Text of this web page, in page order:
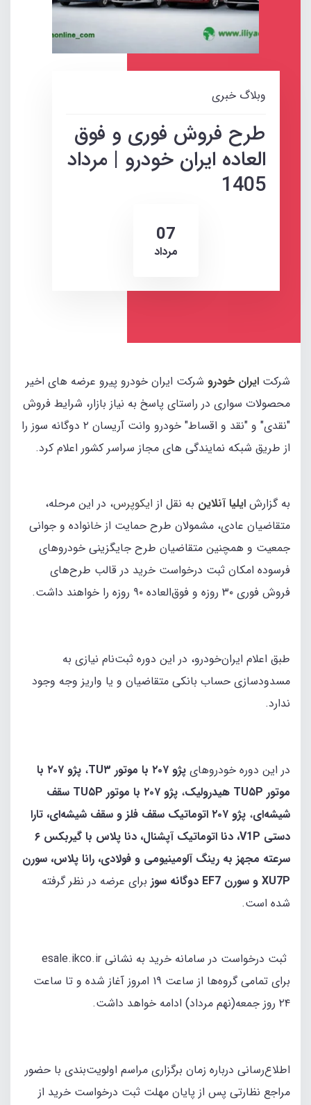
وبلاگ خبری
طرح فروش فوری و فوق
العاده ایران خودرو | مرداد
1405
07
مرداد
شرکت ایران خودرو شرکت ایران خودرو پیرو عرضه های اخیر
محصولات سواری در راستای پاسخ به نیاز بازار، شرایط فروش
"نقدی" و "نقد و اقساط" خودرو وانت آریسان ۲ دوگانه سوز را
از طریق شبکه نمایندگی های مجاز سراسر کشور اعلام کرد.
به گزارش ایلیا آنلاین به نقل از ایکوپرس، در این مرحله،
متقاضیان عادی، مشمولان طرح حمایت از خانواده و جوانی
جمعیت و همچنین متقاضیان طرح جایگزینی خودروهای
فرسوده امکان ثبت درخواست خرید در قالب طرح‌های
فروش فوری ۳۰ روزه و فوق‌العاده ۹۰ روزه را خواهند داشت.
طبق اعلام ایران‌خودرو، در این دوره ثبت‌نام نیازی به
مسدودسازی حساب بانکی متقاضیان و یا واریز وجه وجود
ندارد.
در این دوره خودروهای پژو ۲۰۷ با موتور TU۳ ،
پژو ۲۰۷ با
موتور TU۵P هیدرولیک
،
پژو ۲۰۷ با موتور TU۵P سقف
شیشه‌ای،
پژو ۲۰۷ اتوماتیک سقف فلز و سقف شیشه‌ای، تارا
دستی V1P، دنا اتوماتیک آپشنال، دنا پلاس با گیربکس ۶
سرعته مجهز به رینگ آلومینیومی و فولادی، رانا پلاس، سورن
XU7P و سورن EF7 دوگانه سوز
برای عرضه در نظر گرفته
شده است.
ثبت درخواست در سامانه خرید به نشانی esale.ikco.ir
برای تمامی گروه‌ها از ساعت ۱۹ امروز آغاز شده و تا ساعت
۲۴ روز جمعه(نهم مرداد) ادامه خواهد داشت.
اطلاع‌رسانی درباره زمان برگزاری مراسم اولویت‌بندی با حضور
مراجع نظارتی پس از پایان مهلت ثبت درخواست خرید از